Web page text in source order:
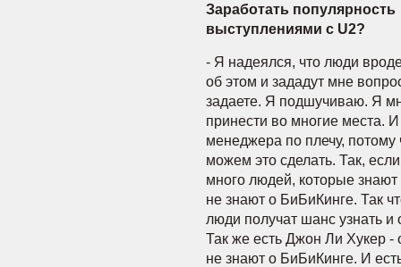
Заработать популярность
выступлениями с U2?
- Я надеялся, что люди
об этом и зададут мне
задаете. Я подшучиваю. Я
принести во многие места.
менеджера по плечу, потому
можем это сделать. Так,
много людей, которые
не знают о БиБиКинге. Так
люди получат шанс узнать
Так же есть Джон Ли Хукер -
не знают о БиБиКинге. И